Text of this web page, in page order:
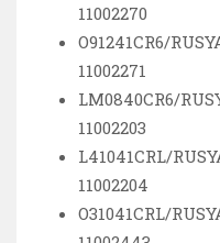
11002270
O91241CR6/
11002271
LM0840CR6/
11002203
L41041CRL/
11002204
O31041CRL/